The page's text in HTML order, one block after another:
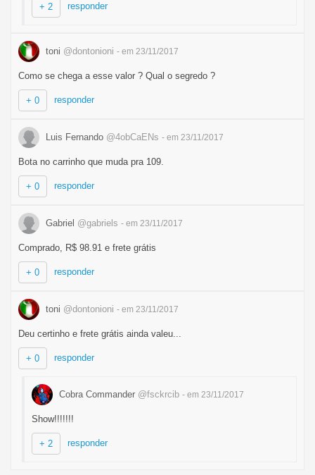
+ 2 responder
toni @dontonioni - em 23/11/2017
Como se chega a esse valor ? Qual o segredo ?
+ 0 responder
Luis Fernando @4obCaENs - em 23/11/2017
Bota no carrinho que muda pra 109.
+ 0 responder
Gabriel @gabriels - em 23/11/2017
Comprado, R$ 98.91 e frete grátis
+ 0 responder
toni @dontonioni - em 23/11/2017
Deu certinho e frete grátis ainda valeu...
+ 0 responder
Cobra Commander @fsckrcib - em 23/11/2017
Show!!!!!!!
+ 2 responder